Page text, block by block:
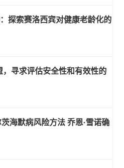
探索赛洛西宾对健康老龄化的
寻求评估安全性和有效性的
海默病风险方法 乔恩·雪诺确